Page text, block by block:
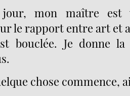
mon maître est
le rapport entre art et
bouclée. Je donne
chose commence,